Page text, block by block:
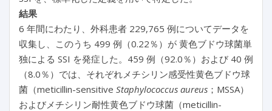
結果
6 年間にわたり、外科患者 229,765 例についてデータを
収集し、このうち 499 例（0.22％）が 黄色ブドウ球菌単
独による SSI を発症した。459 例（92.0％）および 40 例
（8.0％）では、それぞれメチシリン感受性黄色ブドウ球
菌（meticillin-sensitive Staphylococcus aureus ；MSSA）
およびメチシリン耐性黄色ブドウ球菌（meticillin-